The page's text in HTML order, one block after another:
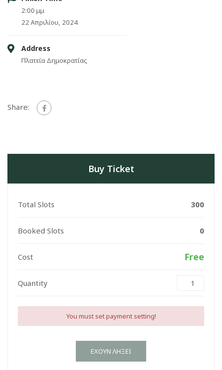
2:00 μμ
22 Απριλίου, 2024
Address
Πλατεία Δημοκρατίας
Share:
Buy Ticket
Total Slots 300
Booked Slots 0
Cost Free
Quantity
You must set payment setting!
ΈΧΟΥΝ ΛΉΞΕΙ